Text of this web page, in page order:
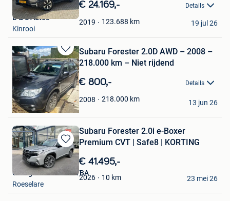
Mijn
Favorieten
€ 24.169,- Details
2019 123.688 km
B & S Auto's
Kinrooi
19 jul 26
Bewaren
in
Mijn
Favorieten
Subaru Forester 2.0D AWD – 2008 –
218.000 km – Niet rijdend
€ 800,- Details
2008 218.000 km
walter
Meerhout
13 jun 26
Bewaren
in
Mijn
Favorieten
Subaru Forester 2.0i e-Boxer
Premium CVT | Safe8 | KORTING
€ 41.495,-
2026 10 km
Garage De Prêtre BVBA
Roeselare
23 mei 26